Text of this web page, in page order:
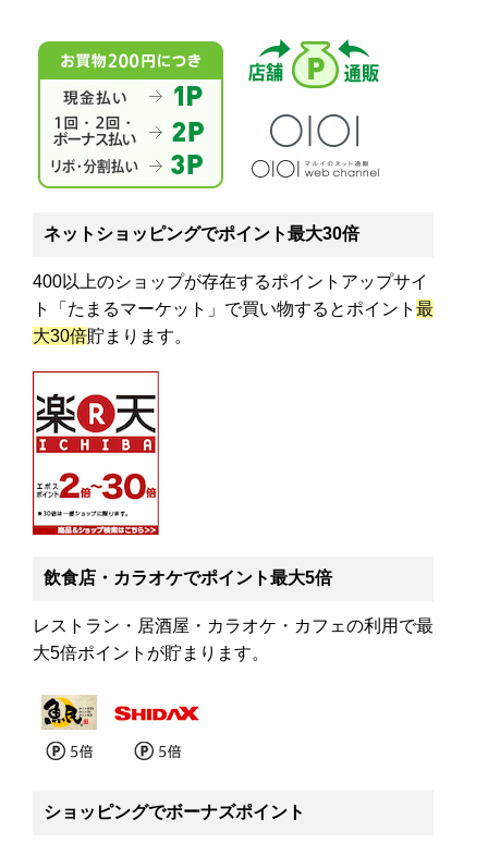
ネットショッピングでポイント最大30倍
400以上のショップが存在するポイントアップサイ
ト「たまるマーケット」で買い物するとポイント 最
大30倍貯まります。
飲食店・カラオケでポイント最大5倍
レストラン・居酒屋・カラオケ・カフェの利用で最
大5倍ポイントが貯まります。
ショッピングでボーナズポイント